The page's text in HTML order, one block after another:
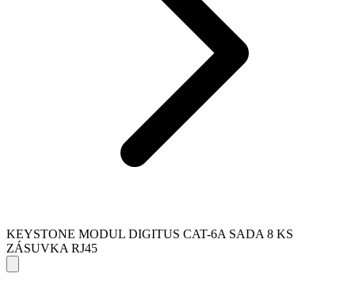
KEYSTONE MODUL DIGITUS CAT-6A SADA 8 KS
ZÁSUVKA RJ45